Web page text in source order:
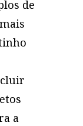
de
a